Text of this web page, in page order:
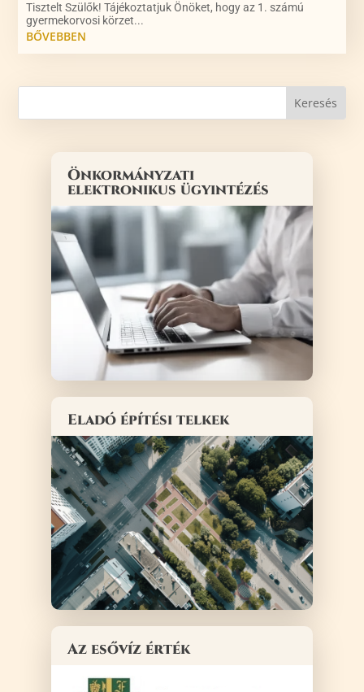
Tisztelt Szülők! Tájékoztatjuk Önöket, hogy az 1. számú
gyermekorvosi körzet...
BŐVEBBEN
Önkormányzati
elektronikus ügyintézés
Eladó építési telkek
Az esővíz érték